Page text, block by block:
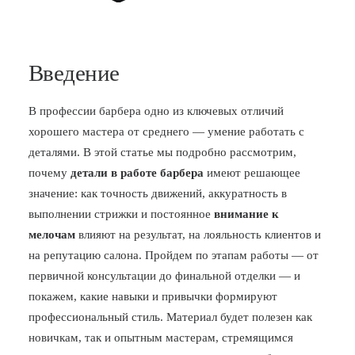
Введение
В профессии барбера одно из ключевых отличий
хорошего мастера от среднего — умение работать с
деталями. В этой статье мы подробно рассмотрим,
почему детали в работе барбера имеют решающее
значение: как точность движений, аккуратность в
выполнении стрижки и постоянное внимание к
мелочам влияют на результат, на лояльность клиентов и
на репутацию салона. Пройдем по этапам работы — от
первичной консультации до финальной отделки — и
покажем, какие навыки и привычки формируют
профессиональный стиль. Материал будет полезен как
новичкам, так и опытным мастерам, стремящимся